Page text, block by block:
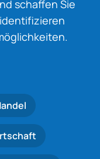
schaffen Sie